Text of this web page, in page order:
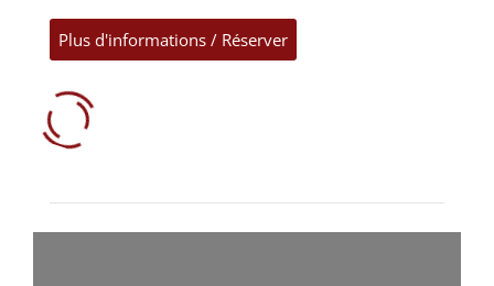
Plus d'informations / Réserver